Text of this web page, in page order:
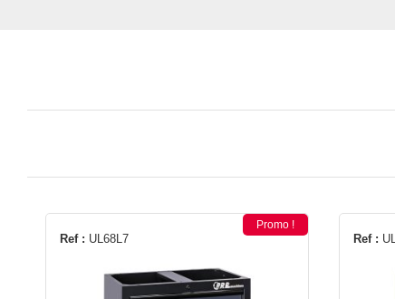
Ref : UL68L7
Promo !
Ref :